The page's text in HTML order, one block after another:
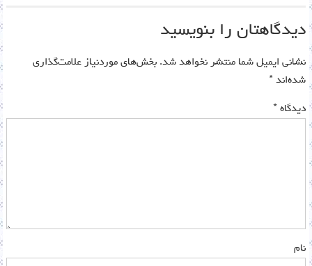
دیدگاهتان را بنویسید
نشانی ایمیل شما منتشر نخواهد شد. بخش‌های موردنیاز علامت‌گذاری
شده‌اند *
دیدگاه *
نام